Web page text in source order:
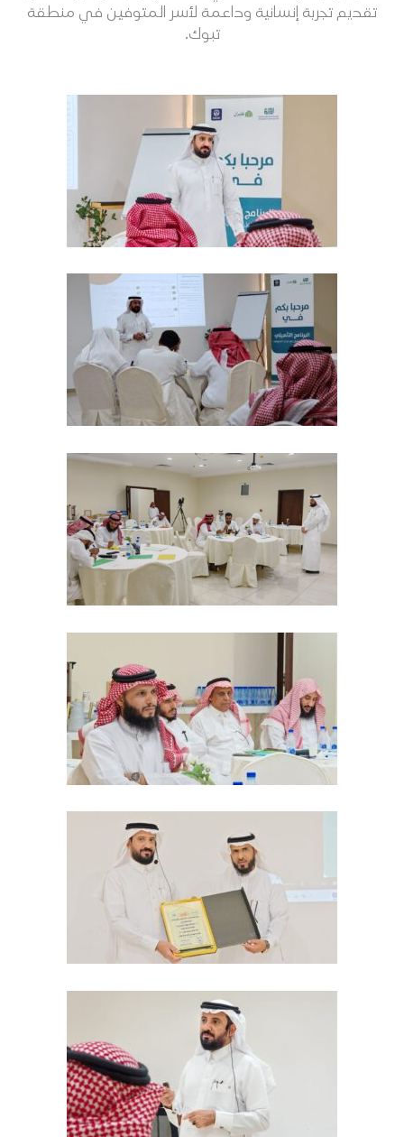
تقديم تجربة إنسانية وداعمة لأسر المتوفين في منطقة
تبوك.